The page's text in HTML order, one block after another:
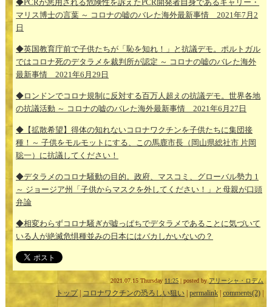
◆PCRが悪用される危険性を訴えたPCR開発者自身であるキャリー・
マリス博士の言葉 ～ コロナの嘘のバレた海外最新事情 2021年7月2
日
◆英国教育庁前で子供たちが「恥を知れ！」と抗議デモ。ポルトガル
ではコロナ死のデタラメを裁判所が認定 ～ コロナの嘘のバレた海外
最新事情 2021年6月29日
◆ロンドンでコロナ規制に反対する百万人超えの抗議デモ。世界各地
の抗議活動 ～ コロナの嘘のバレた海外最新事情 2021年6月27日
◆【拡散希望】得体の知れないコロナワクチンを子供たちに集団接
種！～ 子供をモルモットにする、この馬鹿市長（岡山県総社市 片岡
聡一）に抗議してください！
◆デタラメのコロナ騒動の目的。政府、マスコミ、グローバル勢力 1
～ ジョージア州「子供からマスクを外してください！」と母親が口頭
弁論
◆相変わらずコロナ騒ぎが嘘っぱちでデタラメであることに気づいて
いる人が絶滅危惧種並みの日本にはバカしかいないの？
2021.07.15 Thursday 11:25 | posted byアリーシャ・ロデム
トップ| コロナワクチンの恐ろしい狙い permalink comments(2)